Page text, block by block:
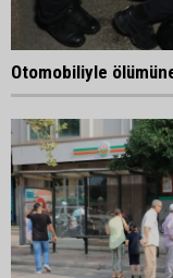
Otomobiliyle